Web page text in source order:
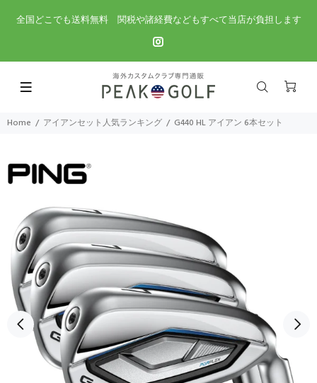
全国どこでも送料無料 関税や諸経費などもすべて当店が負担します
Home アイアンセット人気ランキング G440 HL アイアン 6本セット